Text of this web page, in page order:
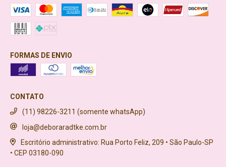
FORMAS DE ENVIO
CONTATO
(11) 98226-3211 (somente whatsApp)
loja@deboraradtke.com.br
Escritório administrativo: Rua Porto Feliz, 209 • São Paulo-SP
• CEP 03180-090